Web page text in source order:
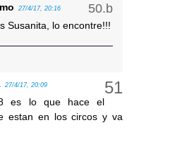
27/4/17, 20:16
Susanita, lo encontre!!!
27/4/17, 20:09
es lo que hace el
estan en los circos y va